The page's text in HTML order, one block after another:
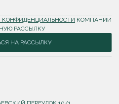
КОНФИДЕНЦИАЛЬНОСТИ КОМПАНИИ
РАССЫЛКУ
НА РАССЫЛКУ